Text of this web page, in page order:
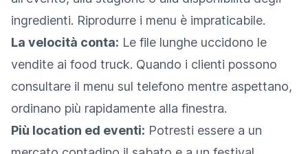
ingredienti. Riprodurre i menu è impraticabile.
La velocità conta: Le file lunghe uccidono le
vendite ai food truck. Quando i clienti possono
consultare il menu sul telefono mentre aspettano,
ordinano più rapidamente alla finestra.
Più location ed eventi: Potresti essere a un